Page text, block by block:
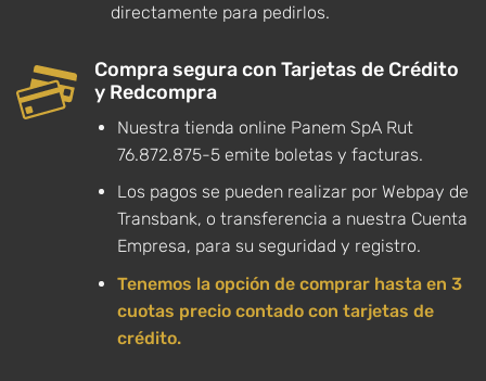
directamente para pedirlos.
Compra segura con Tarjetas de Crédito
y Redcompra
Nuestra tienda online Panem SpA Rut
76.872.875-5 emite boletas y facturas.
Los pagos se pueden realizar por Webpay de
Transbank, o transferencia a nuestra Cuenta
Empresa, para su seguridad y registro.
Tenemos la opción de comprar hasta en 3
cuotas precio contado con tarjetas de
crédito.